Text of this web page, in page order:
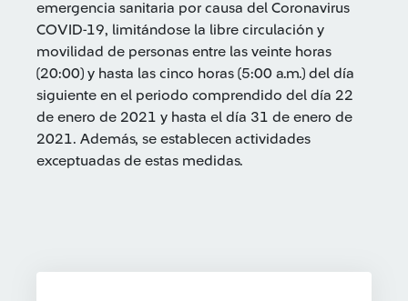
emergencia sanitaria por causa del Coronavirus
COVID-19, limitándose la libre circulación y
movilidad de personas entre las veinte horas
(20:00) y hasta las cinco horas (5:00 a.m.) del día
siguiente en el periodo comprendido del día 22
de enero de 2021 y hasta el día 31 de enero de
2021. Además, se establecen actividades
exceptuadas de estas medidas.